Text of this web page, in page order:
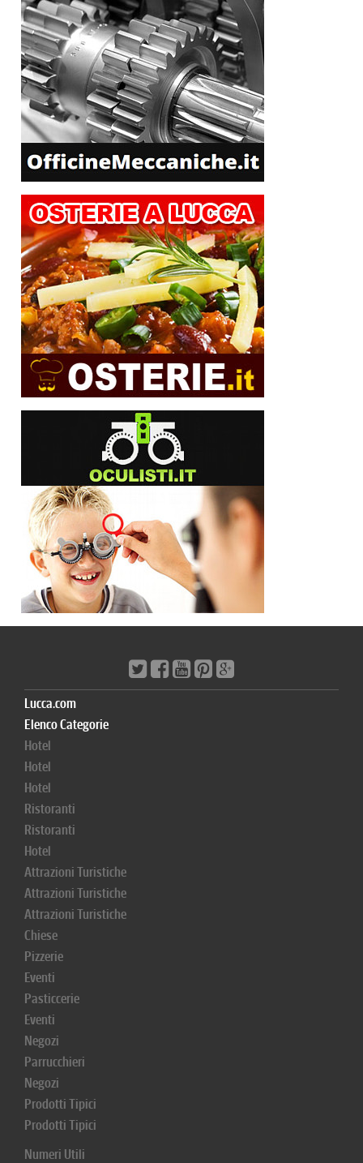
Lucca.com
Elenco Categorie
Hotel
Hotel
Hotel
Ristoranti
Ristoranti
Hotel
Attrazioni Turistiche
Attrazioni Turistiche
Attrazioni Turistiche
Chiese
Pizzerie
Eventi
Pasticcerie
Eventi
Negozi
Parrucchieri
Negozi
Prodotti Tipici
Prodotti Tipici
Numeri Utili